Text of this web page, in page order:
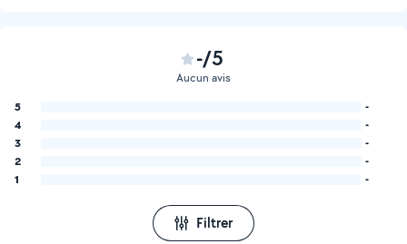
-/5
Aucun avis
5
-
4
-
3
-
2
-
1
-
Filtrer